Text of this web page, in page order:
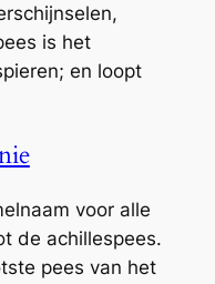
is het
en loopt
voor alle
de achillespees.
pees van het